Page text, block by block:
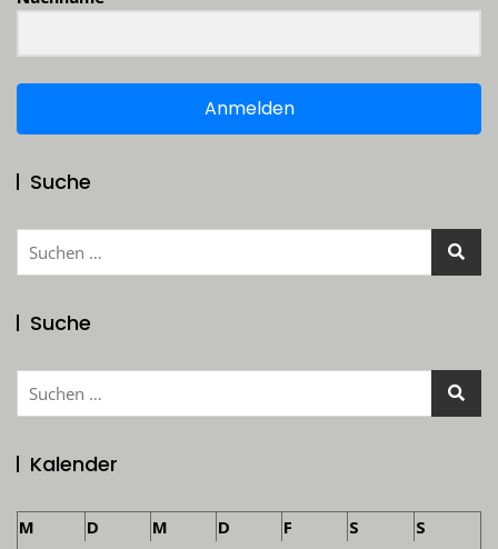
Anmelden
Suche
Suchen
Suche
Suchen
Kalender
M D M D F S S